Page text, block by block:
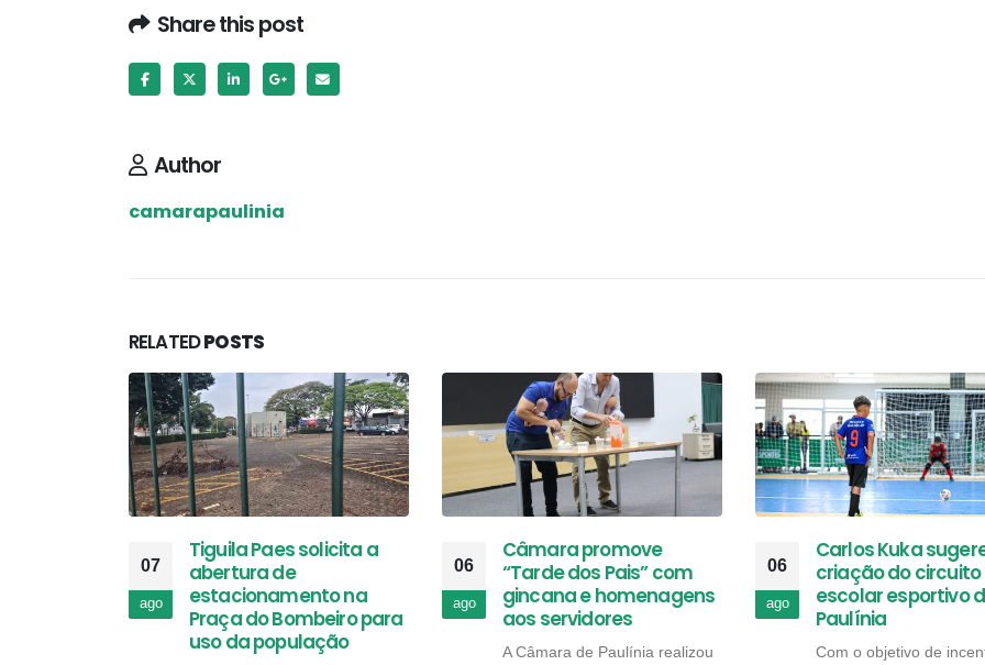
Share this post
Author
camarapaulinia
RELATEDPOSTS
07
ago
Tiguila Paes solicita a
abertura de
estacionamento na
Praça do Bombeiro para
uso da população
06
ago
Câmara promove
“Tarde dos Pais” com
gincana e homenagens
aos servidores
A Câmara de Paulínia realizou
06
ago
Carlos Kuka
criação do circuito
escolar esportivo
Paulínia
Com o objetivo de